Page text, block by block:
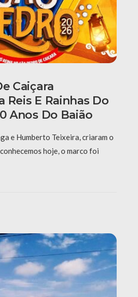
Caiçara
Reis E Rainhas Do
Anos Do Baião
e Humberto Teixeira, criaram o
hoje, o marco foi